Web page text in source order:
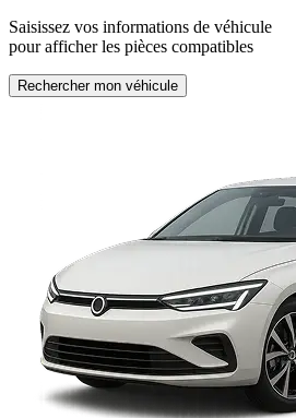
Saisissez vos informations de véhicule
pour afficher les pièces compatibles
Rechercher mon véhicule